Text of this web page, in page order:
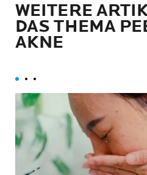
WEITERE
DAS THEMA
AKNE